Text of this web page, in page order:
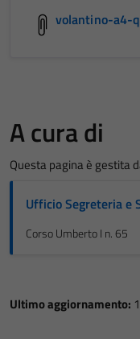
volantino-a4-
A cura di
Questa pagina è gestita
Ufficio Segreteria e
Corso Umberto I n. 65
Ultimo aggiornamento: